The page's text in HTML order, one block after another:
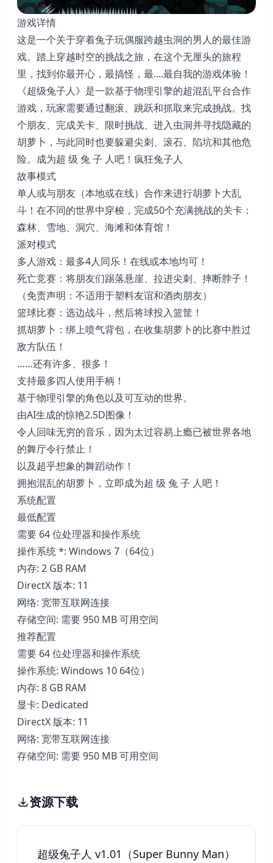
游戏详情
这是一个关于穿着兔子玩偶服跨越虫洞的男人的最佳游
戏。踏上穿越时空的挑战之旅，在这个无厘头的旅程
里，找到你最开心，最搞怪，最....最自我的游戏体验！
《超级兔子人》是一款基于物理引擎的超混乱平台合作
游戏，玩家需要通过翻滚、跳跃和抓取来完成挑战。找
个朋友、完成关卡、限时挑战、进入虫洞并寻找隐藏的
胡萝卜，与此同时也要躲避尖刺、滚石、陷坑和其他危
险。成为超 级 兔 子 人吧！疯狂兔子人
故事模式
单人或与朋友（本地或在线）合作来进行胡萝卜大乱
斗！在不同的世界中穿梭，完成50个充满挑战的关卡：
森林、雪地、洞穴、海滩和体育馆！
派对模式
多人游戏：最多4人同乐！在线或本地均可！
死亡竞赛：将朋友们踢落悬崖、拉进尖刺、摔断脖子！
（免责声明：不适用于塑料友谊和酒肉朋友）
篮球比赛：选边战斗，然后将球投入篮筐！
抓胡萝卜：绑上喷气背包，在收集胡萝卜的比赛中胜过
敌方队伍！
……还有许多、很多！
支持最多四人使用手柄！
基于物理引擎的角色以及可互动的世界。
由AI生成的惊艳2.5D图像！
令人回味无穷的音乐，因为太过容易上瘾已被世界各地
的舞厅令行禁止！
以及超乎想象的舞蹈动作！
拥抱混乱的胡萝卜，立即成为超 级 兔 子 人吧！
系统配置
最低配置
需要 64 位处理器和操作系统
操作系统 *: Windows 7（64位）
内存: 2 GB RAM
DirectX 版本: 11
网络: 宽带互联网连接
存储空间: 需要 950 MB 可用空间
推荐配置
需要 64 位处理器和操作系统
操作系统: Windows 10 64位）
内存: 8 GB RAM
显卡: Dedicated
DirectX 版本: 11
网络: 宽带互联网连接
存储空间: 需要 950 MB 可用空间
资源下载
超级兔子人 v1.01（Super Bunny Man）